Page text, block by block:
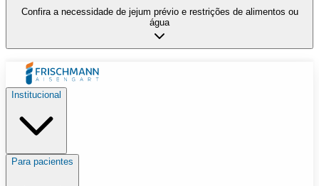
Confira a necessidade de jejum prévio e restrições de alimentos ou
água
Institucional
Para pacientes